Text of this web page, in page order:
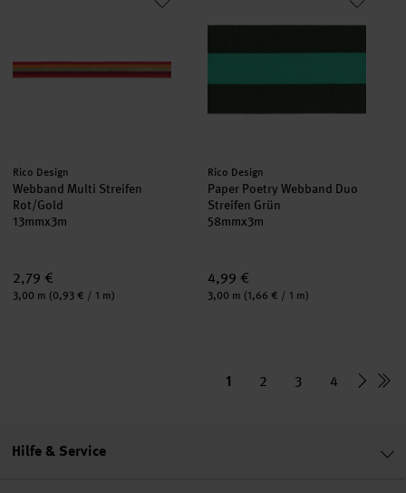
Hersteller:
Rico Design
Webband Multi Streifen
Rot/Gold
13mmx3m
2,79 €
Inhalt:
3,00 m (0,93 € / 1 m)
Hersteller:
Rico Design
Paper Poetry Webband Duo
Streifen Grün
58mmx3m
4,99 €
Inhalt:
3,00 m (1,66 € / 1 m)
1 2 3 4
Hilfe & Service